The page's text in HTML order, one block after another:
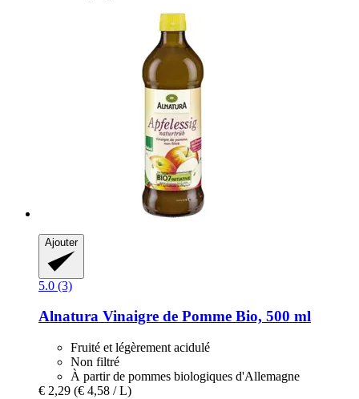
Ajouter
5.0 (3)
Alnatura Vinaigre de Pomme Bio, 500 ml
Fruité et légèrement acidulé
Non filtré
À partir de pommes biologiques d'Allemagne
€ 2,29 (€ 4,58 / L)